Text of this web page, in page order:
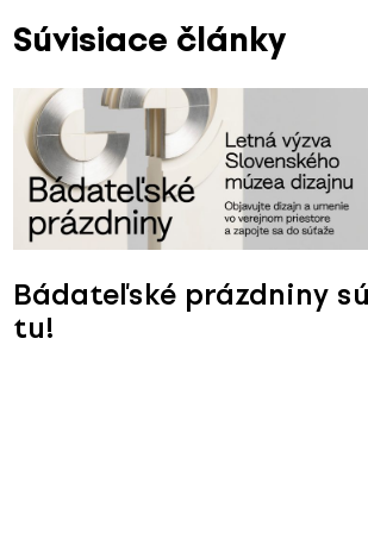
Súvisiace články
Bádateľské prázdniny
tu!